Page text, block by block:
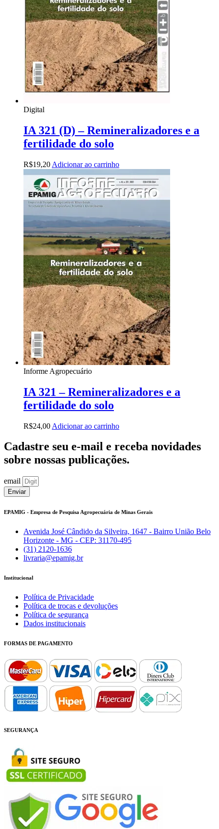
Digital
IA 321 (D) – Remineralizadores e a
fertilidade do solo
R$19,20 Adicionar ao carrinho
Informe Agropecuário
IA 321 – Remineralizadores e a
fertilidade do solo
R$24,00 Adicionar ao carrinho
Cadastre seu e-mail e receba novidades
sobre nossas publicações.
email
Enviar
EPAMIG - Empresa de Pesquisa Agropecuária de Minas Gerais
Avenida José Cândido da Silveira, 1647 - Bairro União Belo
Horizonte - MG - CEP: 31170-495
(31) 2120-1636
livraria@epamig.br
Institucional
Política de Privacidade
Política de trocas e devoluções
Política de segurança
Dados institucionais
FORMAS DE PAGAMENTO
SEGURANÇA